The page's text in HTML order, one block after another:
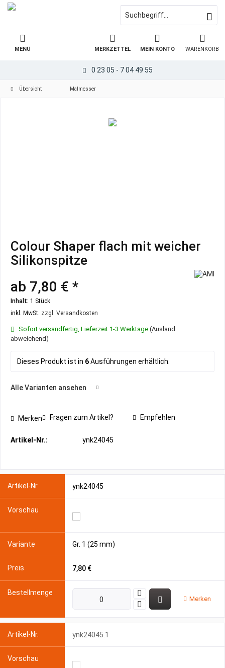
0 23 05 - 7 04 49 55
WARENKORB
MERKZETTEL MEIN KONTO
MENÜ
Übersicht Malmesser
Colour Shaper flach mit weicher
Silikonspitze
ab 7,80 € *
Inhalt: 1 Stück
inkl. MwSt. zzgl. Versandkosten
Sofort versandfertig, Lieferzeit 1-3 Werktage (Ausland
abweichend)
Dieses Produkt ist in 6Ausführungen erhältlich.
Alle Varianten ansehen
Merken Fragen zum Artikel? Empfehlen
Artikel-Nr.: ynk24045
ynk24045
Gr. 1 (25 mm)
7,80 €
Merken
ynk24045.1